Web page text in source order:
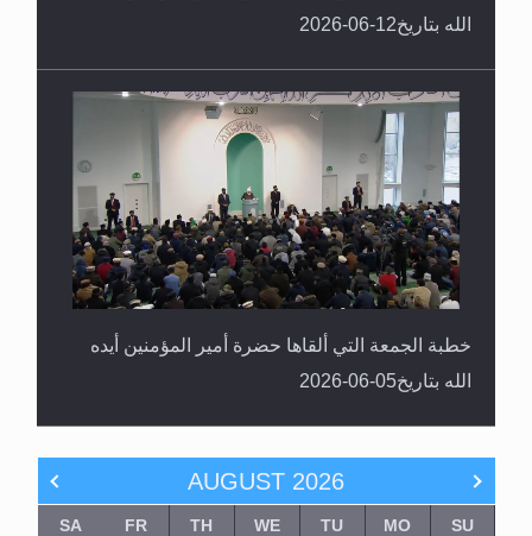
الله بتاريخ12-06-2026
خطبة الجمعة التي ألقاها حضرة أمير المؤمنين أيده
الله بتاريخ05-06-2026
AUGUST 2026
SU
MO
TU
WE
TH
FR
SA